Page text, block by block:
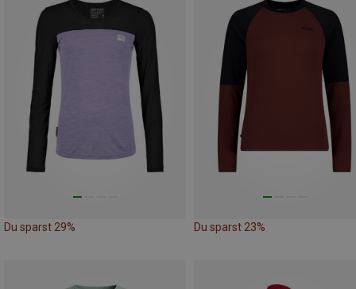
Du sparst 29% Du sparst 23%